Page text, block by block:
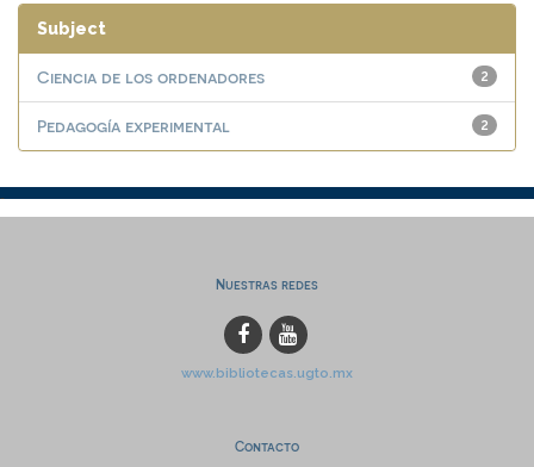
Subject
2
Ciencia de los ordenadores
2
Pedagogía experimental
Nuestras redes
www.bibliotecas.ugto.mx
Contacto